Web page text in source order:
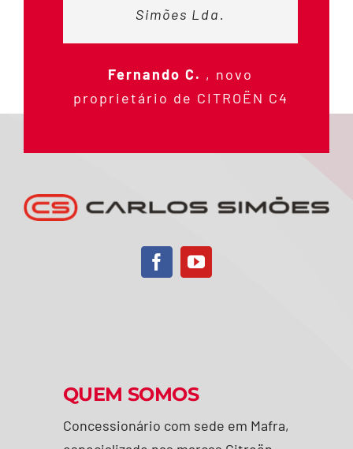
Simões Lda.
Fernando C. , novo
proprietário de CITROËN C4
QUEM SOMOS
Concessionário com sede em Mafra,